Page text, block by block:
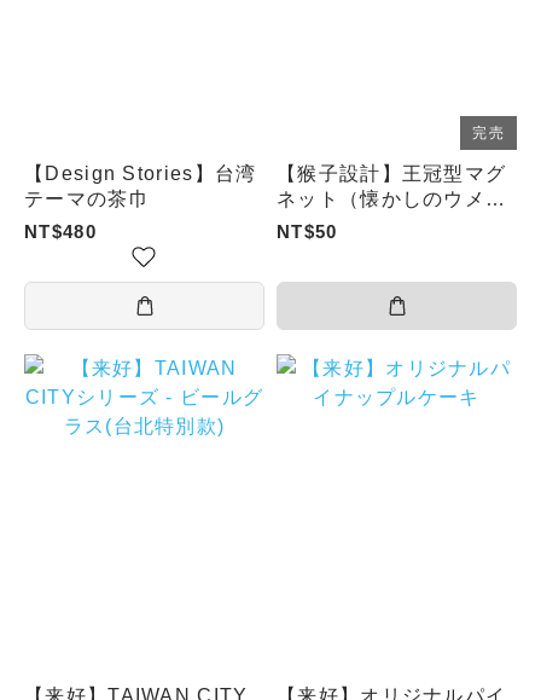
【Design Stories】台湾
テーマの茶巾
NT$480
完売
【猴子設計】王冠型マグ
ネット（懐かしのウメキ
ャンディ／昔の映画館）
NT$50
【来好】TAIWAN CITY 【来好】オリジナルパイ